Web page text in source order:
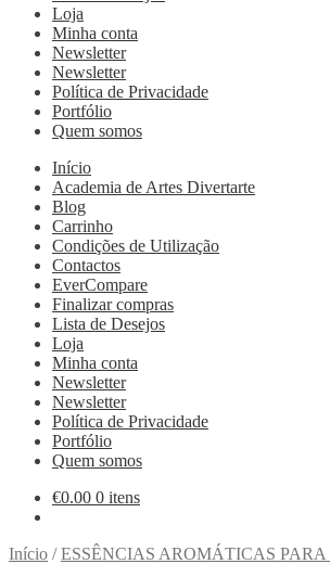
Loja
Minha conta
Newsletter
Newsletter
Política de Privacidade
Portfólio
Quem somos
Início
Academia de Artes Divertarte
Blog
Carrinho
Condições de Utilização
Contactos
EverCompare
Finalizar compras
Lista de Desejos
Loja
Minha conta
Newsletter
Newsletter
Política de Privacidade
Portfólio
Quem somos
€0.00 0 itens
Início /ESSÊNCIAS AROMÁTICAS